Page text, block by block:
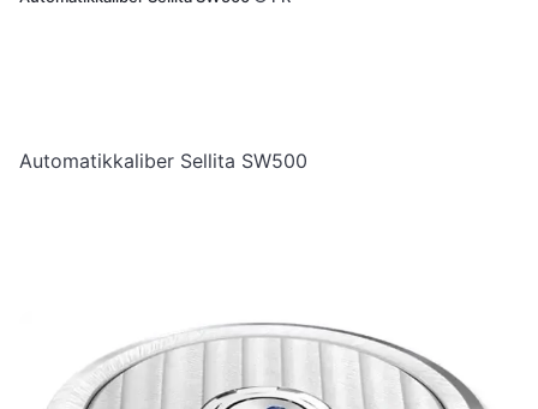
Automatikkaliber Sellita SW500